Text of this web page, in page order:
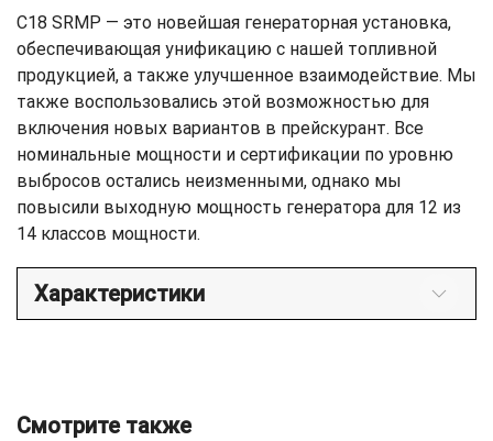
C18 SRMP — это новейшая генераторная установка,
обеспечивающая унификацию с нашей топливной
продукцией, а также улучшенное взаимодействие. Мы
также воспользовались этой возможностью для
включения новых вариантов в прейскурант. Все
номинальные мощности и сертификации по уровню
выбросов остались неизменными, однако мы
повысили выходную мощность генератора для 12 из
14 классов мощности.
Характеристики
Смотрите также